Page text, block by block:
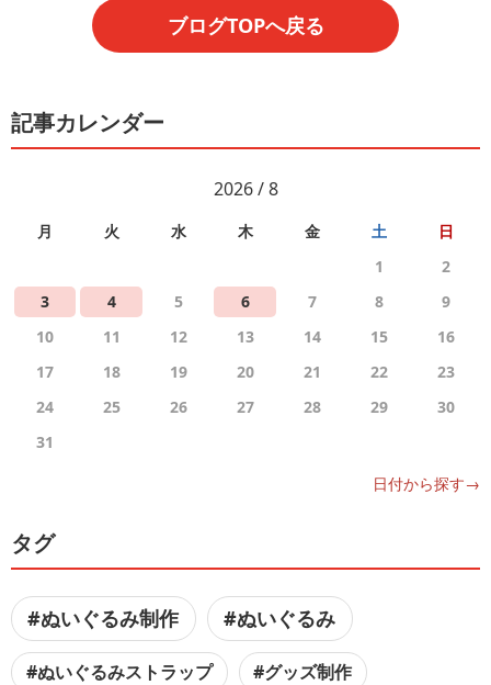
ブログTOPへ戻る
記事カレンダー
2026 / 8
月 火 水 木 金 土
日
1
2
3
4 5 6 7 8
9
10
11 12 13 14 15
16
17
18 19 20 21 22
23
24
25 26 27 28 29
30
31
日付から探す→
タグ
#ぬいぐるみ制作 #ぬいぐるみ
#ぬいぐるみストラップ #グッズ制作